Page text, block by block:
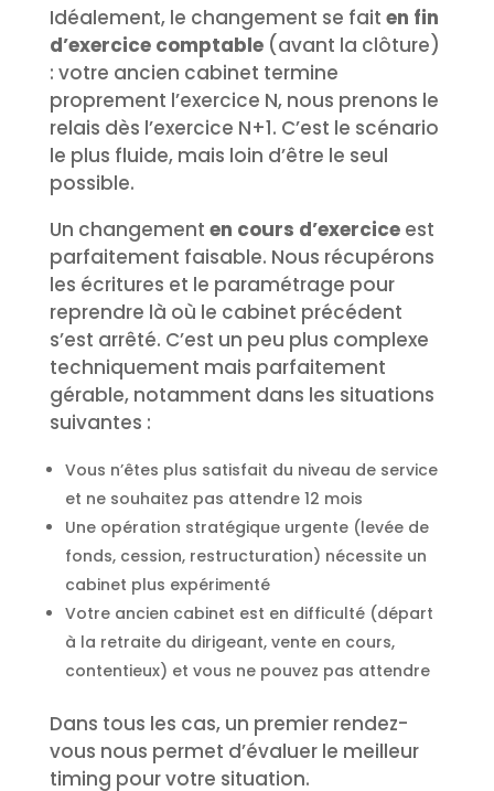
Idéalement, le changement se fait en fin
d’exercice comptable(avant la clôture)
: votre ancien cabinet termine
proprement l’exercice N, nous prenons le
relais dès l’exercice N+1. C’est le scénario
le plus fluide, mais loin d’être le seul
possible.
Un changement en cours d’exerciceest
parfaitement faisable. Nous récupérons
les écritures et le paramétrage pour
reprendre là où le cabinet précédent
s’est arrêté. C’est un peu plus complexe
techniquement mais parfaitement
gérable, notamment dans les situations
suivantes :
Vous n’êtes plus satisfait du niveau de service
et ne souhaitez pas attendre 12 mois
Une opération stratégique urgente (levée de
fonds, cession, restructuration) nécessite un
cabinet plus expérimenté
Votre ancien cabinet est en difficulté (départ
à la retraite du dirigeant, vente en cours,
contentieux) et vous ne pouvez pas attendre
Dans tous les cas, un premier rendez-
vous nous permet d’évaluer le meilleur
timing pour votre situation.